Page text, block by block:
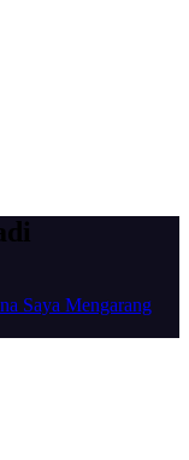
Saya Mengarang